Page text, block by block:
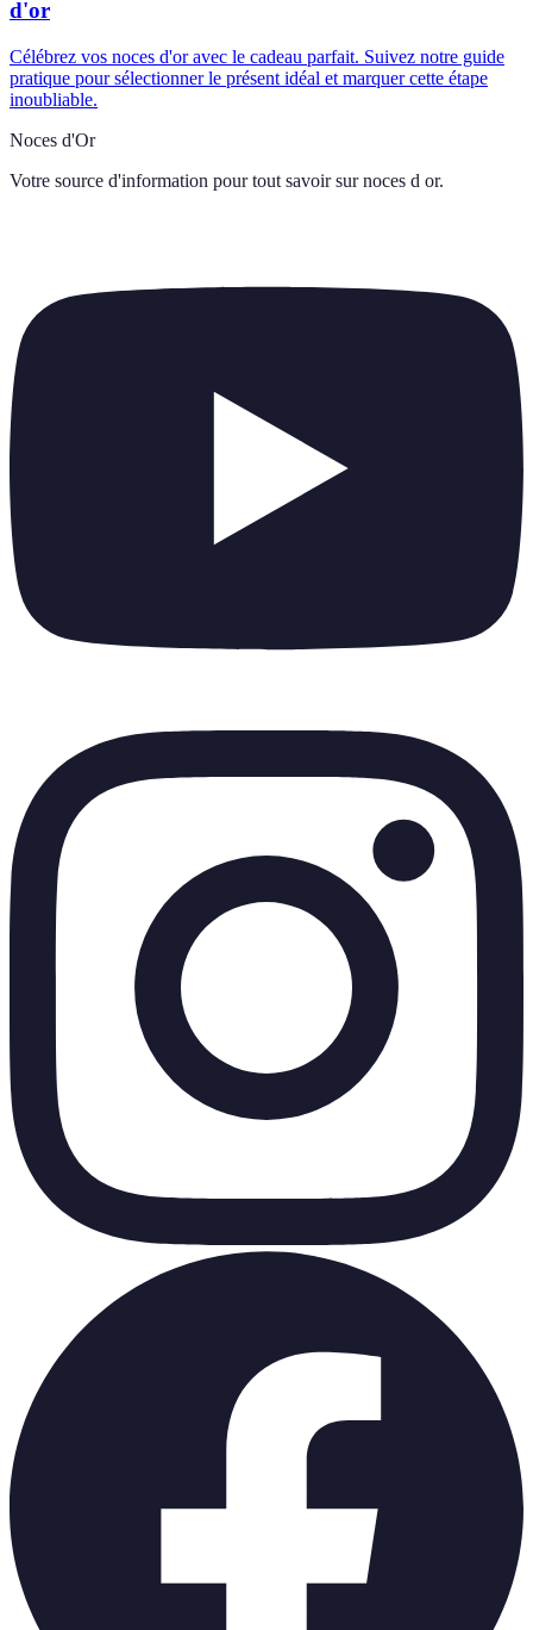
d'or
Célébrez vos noces d'or avec le cadeau parfait. Suivez notre guide
pratique pour sélectionner le présent idéal et marquer cette étape
inoubliable.
Noces d'Or
Votre source d'information pour tout savoir sur noces d or.